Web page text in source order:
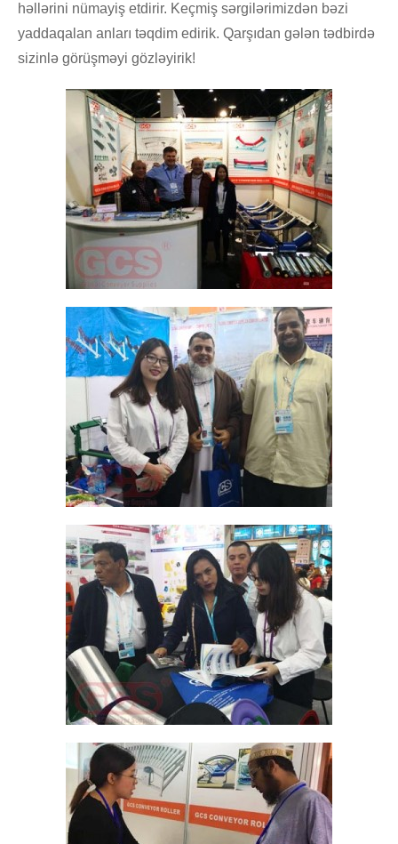
həllərini nümayiş etdirir. Keçmiş sərgilərimizdən bəzi
yaddaqalan anları təqdim edirik. Qarşıdan gələn tədbirdə
sizinlə görüşməyi gözləyirik!